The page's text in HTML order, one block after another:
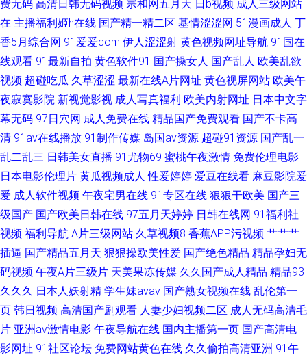
费无码 高清日韩无码视频 宗和网五月天 日b视频 成人三级网站
在 主播福利姬h在线 国产精一精二区 基情涩涩网 51漫画成人 丁
香5月综合网 91爱爱com 伊人涩涩射 黄色视频网址导航 91国在
线观看 91最新自拍 黄色软件91 国产操女人 国产乱人 欧美乱欲
视频 超碰吃瓜 久草涩涩 最新在线A片网址 黄色视屏网站 欧美午
夜寂寞影院 新视觉影视 成人写真福利 欧美内射网址 日本中文字
幕无码 97日穴网 成人免费在线 精品国产免费观看 国产不卡高
清 91av在线播放 91制作传媒 岛国av资源 超碰91资源 国产乱一
乱二乱三 日韩美女直播 91尤物69 蜜桃午夜激情 免费伦理电影
日本电影伦理片 黄瓜视频成人 性爱婷婷 爱豆在线看 麻豆影院爱
爱 成人软件视频 午夜宅男在线 91专区在线 狠狠干欧美 国产三
级国产 国产欧美日韩在线 97五月天婷婷 日韩在线网 91福利社
视频 福利导航 A片三级网站 久草视频8 香蕉APP污视频 艹艹艹
插逼 国产精品五月天 狠狠操欧美性爱 国产绝色精品 精品孕妇无
码视频 午夜A片三级片 天美果冻传媒 久久国产成人精品 精品93
久久久 日本人妖射精 学生妹avav 国产熟女视频在线 乱伦第一
页 韩日视频 高清国产剧观看 人妻少妇视频二区 成人无码高清毛
片 亚洲av激情电影 午夜导航在线 国内主播第一页 国产高清电
影网址 91社区论坛 免费网站黄色在线 久久偷拍高清亚洲 91午